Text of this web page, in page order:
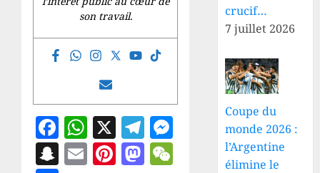
son travail.
Facebook
WhatsApp
X Telegram
Messenger
Snapchat
EmailPinterest
Mastodon
WeChat
crucif…
7 juillet 2026
Coupe du
monde 2026 :
l’Argentine
élimine le